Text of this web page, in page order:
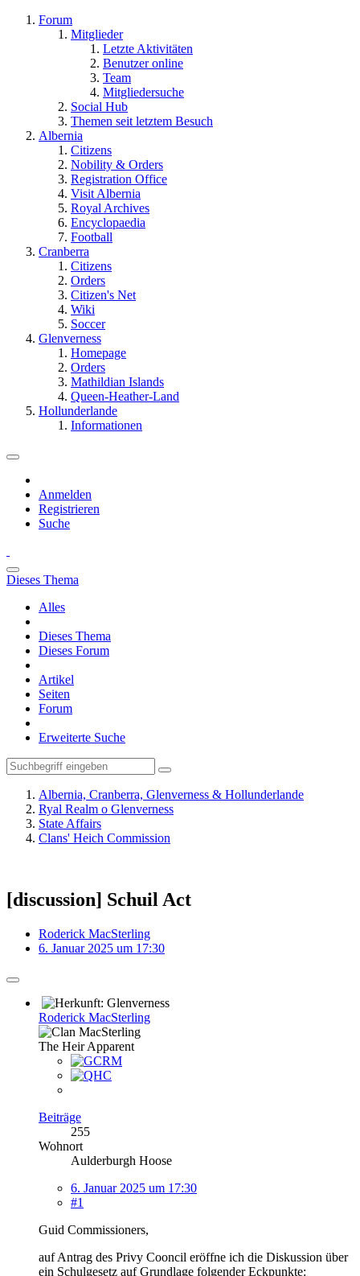
Forum
Mitglieder
Letzte Aktivitäten
Benutzer online
Team
Mitgliedersuche
Social Hub
Themen seit letztem Besuch
Albernia
Citizens
Nobility & Orders
Registration Office
Visit Albernia
Royal Archives
Encyclopaedia
Football
Cranberra
Citizens
Orders
Citizen's Net
Wiki
Soccer
Glenverness
Homepage
Orders
Mathildian Islands
Queen-Heather-Land
Hollunderlande
Informationen
Anmelden
Registrieren
Suche
Dieses Thema
Alles
Dieses Thema
Dieses Forum
Artikel
Seiten
Forum
Erweiterte Suche
Albernia, Cranberra, Glenverness & Hollunderlande
Ryal Realm o Glenverness
State Affairs
Clans' Heich Commission
[discussion] Schuil Act
Roderick MacSterling
6. Januar 2025 um 17:30
Roderick MacSterling
The Heir Apparent
Beiträge
255
Wohnort
Aulderburgh Hoose
6. Januar 2025 um 17:30
#1
Guid Commissioners,
auf Antrag des Privy Cooncil eröffne ich die Diskussion über
ein Schulgesetz auf Grundlage folgender Eckpunkte: